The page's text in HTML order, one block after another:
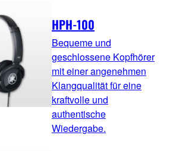
HPH-100
Bequeme und
geschlossene Kopfhörer
mit einer angenehmen
Klangqualität für eine
kraftvolle und
authentische
Wiedergabe.